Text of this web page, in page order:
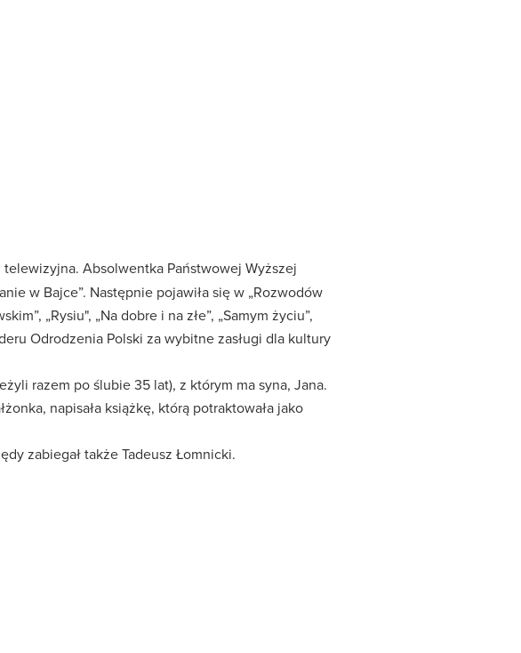
Absolwentka Państwowej Wyższej
w Bajce”. Następnie pojawiła się w „Rozwodów
„Rysiu", „Na dobre i na złe”, „Samym życiu”,
Odrodzenia Polski za wybitne zasługi dla kultury
razem po ślubie 35 lat), z którym ma syna, Jana.
napisała książkę, którą potraktowała jako
zabiegał także Tadeusz Łomnicki.